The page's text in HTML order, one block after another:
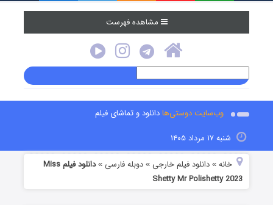
مشاهده فهرست
وب‌سایت دوستی‌هادانلود و تماشای فیلم
شنبه ۱۷ مرداد ۱۴۰۵
خانه »دانلود فیلم خارجی »دوبله فارسی »
دانلود فیلم Miss
Shetty Mr Polishetty 2023